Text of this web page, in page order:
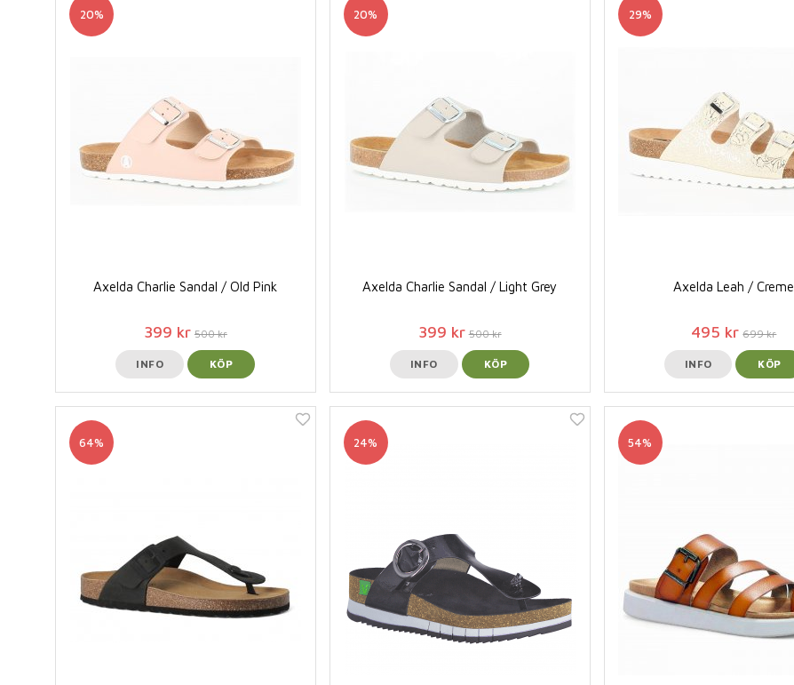
20%
Axelda Charlie Sandal / Old Pink
399 kr 500 kr
INFO KÖP
20%
Axelda Charlie Sandal / Light Grey
399 kr 500 kr
INFO KÖP
29%
Axelda Leah / Creme
495 kr 699 kr
INFO KÖP
64% 24% 54%